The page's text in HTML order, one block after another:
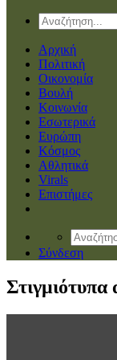
Αρχική
Πολιτική
Οικονομία
Βουλή
Κοινωνία
Εσωτερικά
Ευρώπη
Κόσμος
Αθλητικά
Virals
Επιστήμες
Σύνδεση